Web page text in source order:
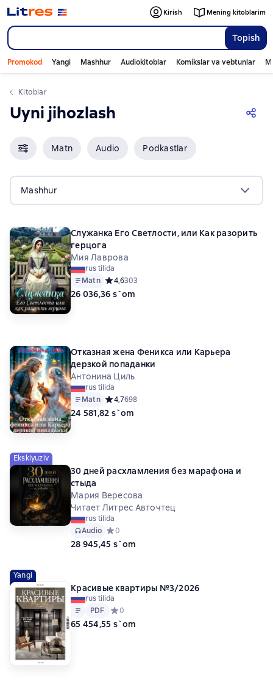
Topish
Kirish Mening kitoblarim
Promokod Yangi Mashhur Audiokitoblar Komikslar va vebtunlar
Kitoblar
Uyni jihozlash
Matn Audio Podkastlar
Mashhur
Служанка Его Светлости, или Как разорить
герцога
Мия Лаврова
rus tilida
Matn Средний рейтинг 4,6 на основе 303 оценок
4,6303
26 036,36 s`om
Отказная жена Феникса или Карьера
дерзкой попаданки
Антонина Циль
rus tilida
Matn Средний рейтинг 4,7 на основе 698 оценок
4,7698
24 581,82 s`om
Eksklyuziv
30 дней расхламления без марафона и
стыда
Мария Вересова
Читает Литрес Авточтец
rus tilida
Audio Средний рейтинг 0 на основе 0 оценок
0
28 945,45 s`om
Yangi
Красивые квартиры №3/2026
rus tilida
Matn
PDF
PDF Средний рейтинг 0 на основе 0 оценок
0
65 454,55 s`om